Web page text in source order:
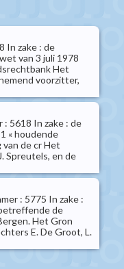
In zake : de
van 3 juli 1978
Het
voorzitter,
5618 In zake : de
« houdende
de cr Het
Spreutels, en de
: 5775 In zake :
de
Het Gron
E. De Groot, L.